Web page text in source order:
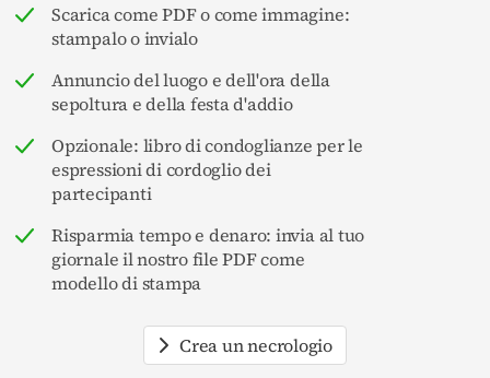
Scarica come PDF o come immagine:
stampalo o invialo
Annuncio del luogo e dell'ora della
sepoltura e della festa d'addio
Opzionale: libro di condoglianze per le
espressioni di cordoglio dei
partecipanti
Risparmia tempo e denaro: invia al tuo
giornale il nostro file PDF come
modello di stampa
Crea un necrologio